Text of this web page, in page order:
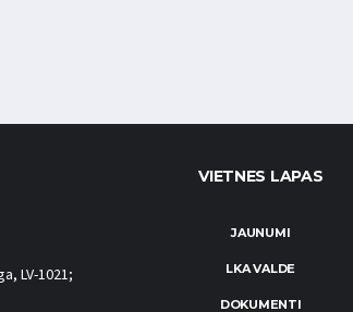
LV-1021;
VIETNES LAPAS
JAUNUMI
LKA VALDE
DOKUMENTI